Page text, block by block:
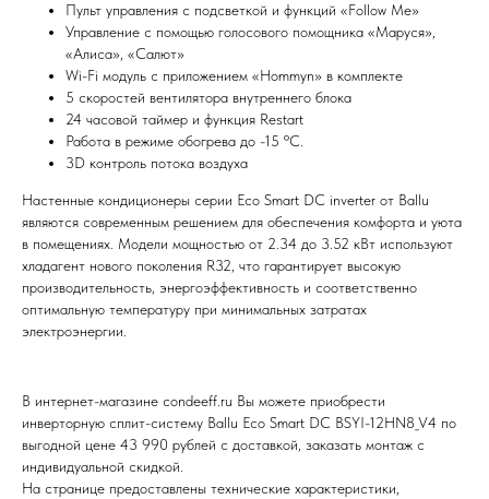
Пульт управления с подсветкой и функций «Follow Me»
Управление с помощью голосового помощника «Маруся»,
«Алиса», «Салют»
Wi-Fi модуль с приложением «Hommyn» в комплекте
5 скоростей вентилятора внутреннего блока
24 часовой таймер и функция Restart
Работа в режиме обогрева до -15 ºС.
3D контроль потока воздуха
Настенные кондиционеры серии Eco Smart DC inverter от Ballu
являются современным решением для обеспечения комфорта и уюта
в помещениях. Модели мощностью от 2.34 до 3.52 кВт используют
хладагент нового поколения R32, что гарантирует высокую
производительность, энергоэффективность и соответственно
оптимальную температуру при минимальных затратах
электроэнергии.
В интернет-магазине condeeff.ru Вы можете приобрести
инверторную сплит-систему Ballu Eco Smart DC BSYI-12HN8_V4 по
выгодной цене 43 990 рублей с доставкой, заказать монтаж с
индивидуальной скидкой.
На странице предоставлены технические характеристики,
Я согласен (на) с политикой обработки персональных данных
Отправить
Не нашли то, что искали или
затрудняетесь в выборе?
Оставьте заявку, и мы подберем
вам нужный товар